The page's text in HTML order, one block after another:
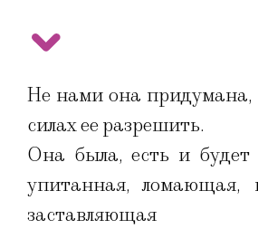
Не нами она
силах ее разрешить.
Она была, есть и
упитанная, ломающая,
заставляющая